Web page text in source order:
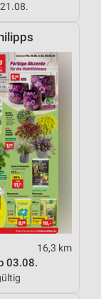
16,3 km
03.08.